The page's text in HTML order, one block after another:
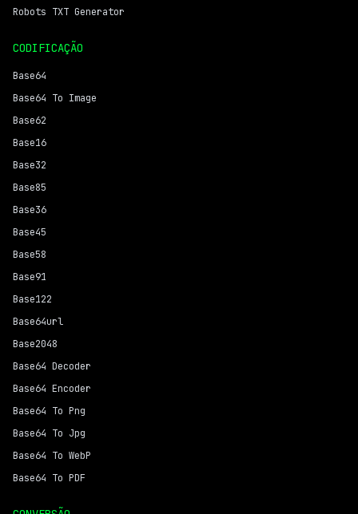
Robots TXT Generator
CODIFICAÇÃO
Base64
Base64 To Image
Base62
Base16
Base32
Base85
Base36
Base45
Base58
Base91
Base122
Base64url
Base2048
Base64 Decoder
Base64 Encoder
Base64 To Png
Base64 To Jpg
Base64 To WebP
Base64 To PDF